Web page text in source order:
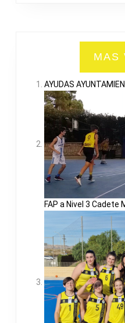
MAS
AYUDAS
FAP a Nivel 3 Cadete